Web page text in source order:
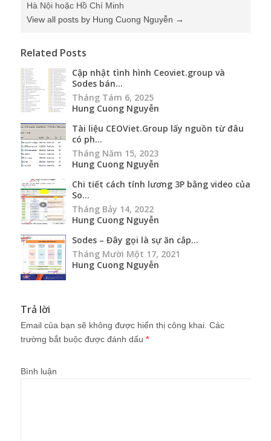
Hà Nội hoặc Hồ Chí Minh
View all posts by Hung Cuong Nguyễn →
Related Posts
Cập nhật tình hình Ceoviet.group và
Sodes bán...
Tháng Tám 6, 2025
Hung Cuong Nguyễn
Tài liệu CEOViet.Group lấy nguồn từ đâu
có ph...
Tháng Năm 15, 2023
Hung Cuong Nguyễn
Chi tiết cách tính lương 3P bằng video của
So...
Tháng Bảy 14, 2022
Hung Cuong Nguyễn
Sodes – Đây gọi là sự ăn cắp...
Tháng Mười Một 17, 2021
Hung Cuong Nguyễn
Trả lời
Email của bạn sẽ không được hiển thị công khai. Các
trường bắt buộc được đánh dấu *
Bình luận